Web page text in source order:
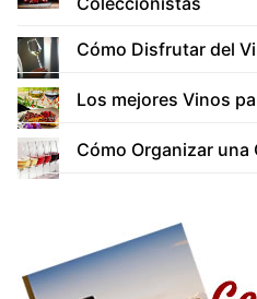
Cómo Disfrutar del
Los mejores Vinos
Cómo Organizar una